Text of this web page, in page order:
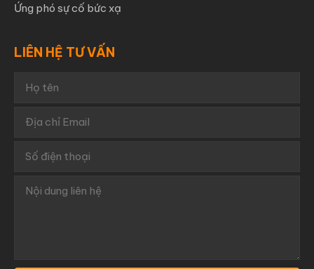
Ứng phó sự cố bức xạ
LIÊN HỆ TƯ VẤN